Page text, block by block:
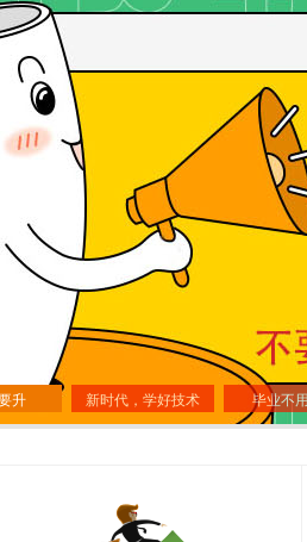
升 新时代，学好技术 毕业不